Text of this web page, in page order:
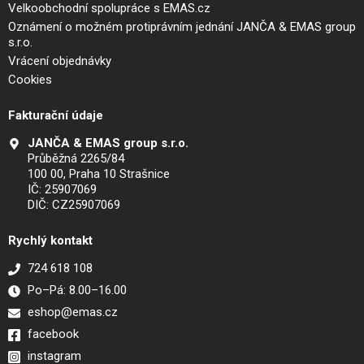
Velkoobchodní spolupráce s EMAS.cz
Oznámení o možném protiprávním jednání JANČA & EMAS group
s.r.o.
Vrácení objednávky
Cookies
Fakturační údaje
JANČA & EMAS group s.r.o.
Průběžná 2265/84
100 00, Praha 10 Strašnice
IČ: 25907069
DIČ: CZ25907069
Rychlý kontakt
724 618 108
Po–Pá: 8.00–16.00
eshop@emas.cz
facebook
instagram